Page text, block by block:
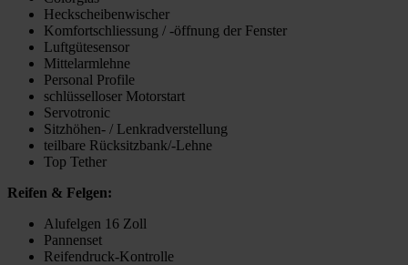
Heckscheibenwischer
Komfortschliessung / -öffnung der Fenster
Luftgütesensor
Mittelarmlehne
Personal Profile
schlüsselloser Motorstart
Servotronic
Sitzhöhen- / Lenkradverstellung
teilbare Rücksitzbank/-Lehne
Top Tether
Reifen & Felgen:
Alufelgen 16 Zoll
Pannenset
Reifendruck-Kontrolle